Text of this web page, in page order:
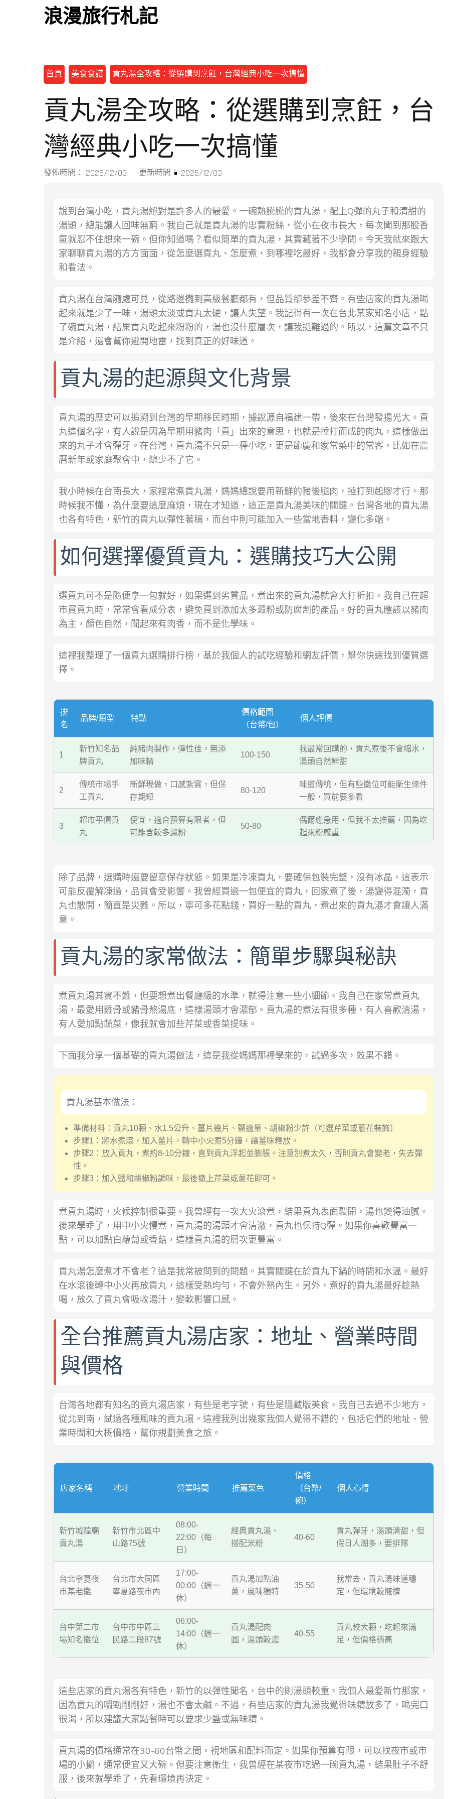
浪漫旅行札記
首頁 美食食譜 貢丸湯全攻略：從選購到烹飪，台灣經典小吃一次搞懂
貢丸湯全攻略：從選購到烹飪，台
灣經典小吃一次搞懂
發佈時間： 2025/12/03 更新時間： 2025/12/03
說到台灣小吃，貢丸湯絕對是許多人的最愛。一碗熱騰騰的貢丸湯，配上Q彈的丸子和清甜的
湯頭，總能讓人回味無窮。我自己就是貢丸湯的忠實粉絲，從小在夜市長大，每次聞到那股香
氣就忍不住想來一碗。但你知道嗎？看似簡單的貢丸湯，其實藏著不少學問。今天我就來跟大
家聊聊貢丸湯的方方面面，從怎麼選貢丸、怎麼煮，到哪裡吃最好，我都會分享我的親身經驗
和看法。
貢丸湯在台灣隨處可見，從路邊攤到高級餐廳都有，但品質卻參差不齊。有些店家的貢丸湯喝
起來就是少了一味，湯頭太淡或貢丸太硬，讓人失望。我記得有一次在台北某家知名小店，點
了碗貢丸湯，結果貢丸吃起來粉粉的，湯也沒什麼層次，讓我挺難過的。所以，這篇文章不只
是介紹，還會幫你避開地雷，找到真正的好味道。
貢丸湯的起源與文化背景
貢丸湯的歷史可以追溯到台灣的早期移民時期，據說源自福建一帶，後來在台灣發揚光大。貢
丸這個名字，有人說是因為早期用豬肉「貢」出來的意思，也就是捶打而成的肉丸，這樣做出
來的丸子才會彈牙。在台灣，貢丸湯不只是一種小吃，更是節慶和家常菜中的常客，比如在農
曆新年或家庭聚會中，總少不了它。
我小時候在台南長大，家裡常煮貢丸湯，媽媽總說要用新鮮的豬後腿肉，捶打到起膠才行。那
時候我不懂，為什麼要這麼麻煩，現在才知道，這正是貢丸湯美味的關鍵。台灣各地的貢丸湯
也各有特色，新竹的貢丸以彈性著稱，而台中則可能加入一些當地香料，變化多端。
如何選擇優質貢丸：選購技巧大公開
選貢丸可不是隨便拿一包就好，如果選到劣質品，煮出來的貢丸湯就會大打折扣。我自己在超
市買貢丸時，常常會看成分表，避免買到添加太多澱粉或防腐劑的產品。好的貢丸應該以豬肉
為主，顏色自然，聞起來有肉香，而不是化學味。
這裡我整理了一個貢丸選購排行榜，基於我個人的試吃經驗和網友評價，幫你快速找到優質選
擇。
排
名
品牌/類型 特點
價格範圍
（台幣/包）
個人評價
1
新竹知名品
牌貢丸
純豬肉製作，彈性佳，無添
加味精
100-150
我最常回購的，貢丸煮後不會縮水，
湯頭自然鮮甜
2
傳統市場手
工貢丸
新鮮現做，口感紮實，但保
存期短
80-120
味道傳統，但有些攤位可能衛生條件
一般，買前要多看
3
超市平價貢
丸
便宜，適合預算有限者，但
可能含較多澱粉
50-80
偶爾應急用，但我不太推薦，因為吃
起來粉感重
除了品牌，選購時還要留意保存狀態。如果是冷凍貢丸，要確保包裝完整，沒有冰晶，這表示
可能反覆解凍過，品質會受影響。我曾經買過一包便宜的貢丸，回家煮了後，湯變得混濁，貢
丸也散開，簡直是災難。所以，寧可多花點錢，買好一點的貢丸，煮出來的貢丸湯才會讓人滿
意。
貢丸湯的家常做法：簡單步驟與秘訣
煮貢丸湯其實不難，但要想煮出餐廳級的水準，就得注意一些小細節。我自己在家常煮貢丸
湯，最愛用雞骨或豬骨熬湯底，這樣湯頭才會濃郁。貢丸湯的煮法有很多種，有人喜歡清湯，
有人愛加點蔬菜，像我就會加些芹菜或香菜提味。
下面我分享一個基礎的貢丸湯做法，這是我從媽媽那裡學來的，試過多次，效果不錯。
貢丸湯基本做法：
準備材料：貢丸10顆、水1.5公升、薑片幾片、鹽適量、胡椒粉少許（可選芹菜或蔥花裝飾）
步驟1：將水煮滾，加入薑片，轉中小火煮5分鐘，讓薑味釋放。
步驟2：放入貢丸，煮約8-10分鐘，直到貢丸浮起並膨脹。注意別煮太久，否則貢丸會變老，失去彈
性。
步驟3：加入鹽和胡椒粉調味，最後撒上芹菜或蔥花即可。
煮貢丸湯時，火候控制很重要。我曾經有一次大火滾煮，結果貢丸表面裂開，湯也變得油膩。
後來學乖了，用中小火慢煮，貢丸湯的湯頭才會清澈，貢丸也保持Q彈。如果你喜歡豐富一
點，可以加點白蘿蔔或香菇，這樣貢丸湯的層次更豐富。
貢丸湯怎麼煮才不會老？這是我常被問到的問題。其實關鍵在於貢丸下鍋的時間和水溫。最好
在水滾後轉中小火再放貢丸，這樣受熱均勻，不會外熟內生。另外，煮好的貢丸湯最好趁熱
喝，放久了貢丸會吸收湯汁，變軟影響口感。
全台推薦貢丸湯店家：地址、營業時間
與價格
台灣各地都有知名的貢丸湯店家，有些是老字號，有些是隱藏版美食。我自己去過不少地方，
從北到南，試過各種風味的貢丸湯。這裡我列出幾家我個人覺得不錯的，包括它們的地址、營
業時間和大概價格，幫你規劃美食之旅。
店家名稱 地址 營業時間 推薦菜色
價格
（台幣/
碗）
個人心得
新竹城隍廟
貢丸湯
新竹市北區中
山路75號
08:00-
22:00（每
日）
經典貢丸湯、
搭配米粉
40-60
貢丸彈牙，湯頭清甜，但
假日人潮多，要排隊
台北寧夏夜
市某老攤
台北市大同區
寧夏路夜市內
17:00-
00:00（週一
休）
貢丸湯加點油
蔥，風味獨特
35-50
我常去，貢丸湯味道穩
定，但環境較擁擠
台中第二市
場知名攤位
台中市中區三
民路二段87號
06:00-
14:00（週一
休）
貢丸湯配肉
圓，湯頭較濃
40-55
貢丸較大顆，吃起來滿
足，但價格稍高
這些店家的貢丸湯各有特色，新竹的以彈性聞名，台中的則湯頭較重。我個人最愛新竹那家，
因為貢丸的嚼勁剛剛好，湯也不會太鹹。不過，有些店家的貢丸湯我覺得味精放多了，喝完口
很渴，所以建議大家點餐時可以要求少鹽或無味精。
貢丸湯的價格通常在30-60台幣之間，視地區和配料而定。如果你預算有限，可以找夜市或市
場的小攤，通常便宜又大碗。但要注意衛生，我曾經在某夜市吃過一碗貢丸湯，結果肚子不舒
服，後來就學乖了，先看環境再決定。